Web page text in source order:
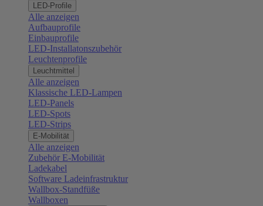
LED-Profile
Alle anzeigen
Aufbauprofile
Einbauprofile
LED-Installatonszubehör
Leuchtenprofile
Leuchtmittel
Alle anzeigen
Klassische LED-Lampen
LED-Panels
LED-Spots
LED-Strips
E-Mobilität
Alle anzeigen
Zubehör E-Mobilität
Ladekabel
Software Ladeinfrastruktur
Wallbox-Standfüße
Wallboxen